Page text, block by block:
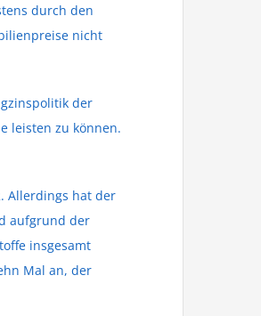
durch den
nicht
der
leisten zu können.
Allerdings hat der
aufgrund der
insgesamt
Mal an, der